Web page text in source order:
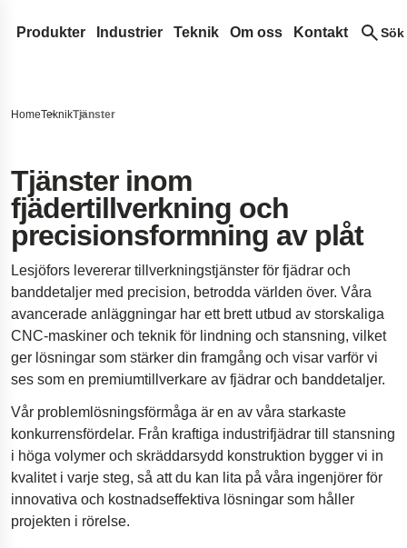
Produkter
Tryckfjädrar
Strumpebandsfjädrar
Torsionsstavar
Vridfjädrar
Tråddetaljer
Trådringar
Bladfjädrar
Drivfjädrar
Klockfjädrar
Tryckande gasfjädrar
Dynamiska gasfjädrar
Låsbara gasfjädrar
Gasfjädrar i rostfritt stål
Dragande gasfjädrar
Transportband
Bandddetaljer
Bussningar
Djupdragna detaljer
Tallriksfjädrar
Vågbrickor
Stansade metallkomponenter
Standardfjädrar
Industrier
Flygindustri
Försvar
Hydraulik
Energi
Kundcase
Landningsställ för rymdfarkoster
Fjädring i pickupbilar
Dämpare till bro
Borrutrustning för olja och gas
Fjädring i motorcyklar
Innovativa bilfjädrar
Gymnastikgolv
Teknik
Tjänster
Insights
Om oss
Nyheter
Mässor
Legal and Compliance
Legal Notice
Accessibility
Content Disclaimer
Kvalitet
Kontakt Sök
HomeTeknikTjänster
Tjänster inom
fjädertillverkning och
precisionsformning av plåt
Lesjöfors levererar tillverkningstjänster för fjädrar och
banddetaljer med precision, betrodda världen över. Våra
avancerade anläggningar har ett brett utbud av storskaliga
CNC-maskiner och teknik för lindning och stansning, vilket
ger lösningar som stärker din framgång och visar varför vi
ses som en premiumtillverkare av fjädrar och banddetaljer.
Vår problemlösningsförmåga är en av våra starkaste
konkurrensfördelar. Från kraftiga industrifjädrar till stansning
i höga volymer och skräddarsydd konstruktion bygger vi in
kvalitet i varje steg, så att du kan lita på våra ingenjörer för
innovativa och kostnadseffektiva lösningar som håller
projekten i rörelse.